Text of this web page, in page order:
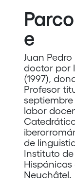
e
Juan
doctor por
(1997),
Profesor
labor
de
Instituto
Hispánicas
Neuchâtel.